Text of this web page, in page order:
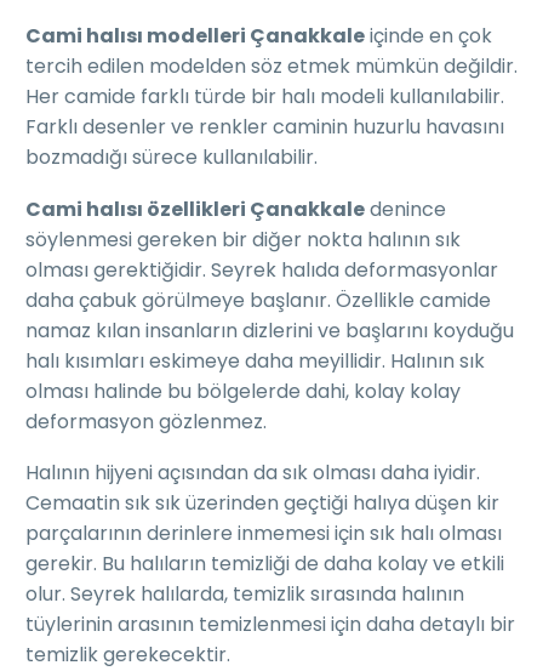
Cami halısı modelleri Çanakkaleiçinde en çok
tercih edilen modelden söz etmek mümkün değildir.
Her camide farklı türde bir halı modeli kullanılabilir.
Farklı desenler ve renkler caminin huzurlu havasını
bozmadığı sürece kullanılabilir.
Cami halısı özellikleri Çanakkaledenince
söylenmesi gereken bir diğer nokta halının sık
olması gerektiğidir. Seyrek halıda deformasyonlar
daha çabuk görülmeye başlanır. Özellikle camide
namaz kılan insanların dizlerini ve başlarını koyduğu
halı kısımları eskimeye daha meyillidir. Halının sık
olması halinde bu bölgelerde dahi, kolay kolay
deformasyon gözlenmez.
Halının hijyeni açısından da sık olması daha iyidir.
Cemaatin sık sık üzerinden geçtiği halıya düşen kir
parçalarının derinlere inmemesi için sık halı olması
gerekir. Bu halıların temizliği de daha kolay ve etkili
olur. Seyrek halılarda, temizlik sırasında halının
tüylerinin arasının temizlenmesi için daha detaylı bir
temizlik gerekecektir.